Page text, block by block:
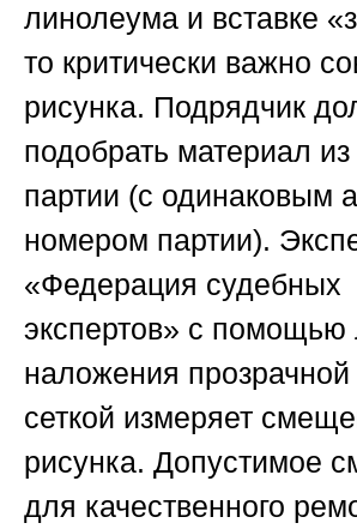
линолеума и вставке
то критически важно
рисунка. Подрядчик
подобрать материал
партии (с одинаковым
номером партии).
«Федерация судебных
экспертов» с помощью
наложения прозрачной
сеткой измеряет
рисунка. Допустимое
для качественного